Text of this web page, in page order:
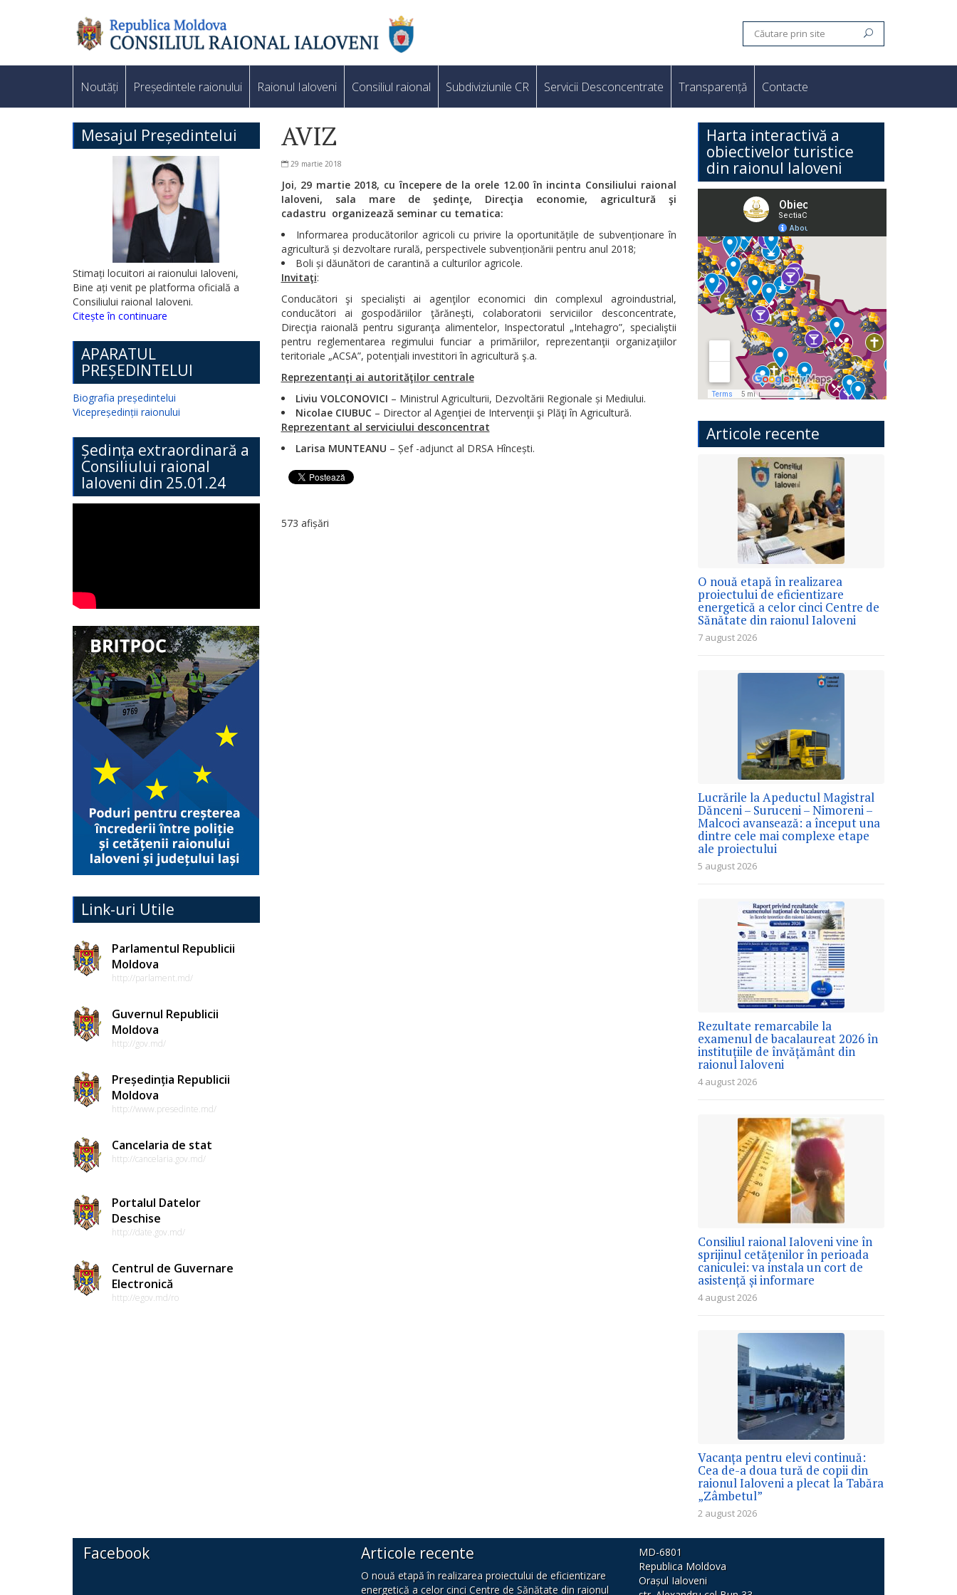
Noutăți Președintele raionului Raionul Ialoveni Consiliul raional Subdiviziunile CR Servicii Desconcentrate Transparență Contacte
Mesajul Președintelui
Stimați locuitori ai raionului Ialoveni,
Bine ați venit pe platforma oficială a
Consiliului raional Ialoveni.
Citește în continuare
APARATUL
PREȘEDINTELUI
Biografia președintelui
Vicepreședinții raionului
Ședința extraordinară a
Consiliului raional
Ialoveni din 25.01.24
Link-uri Utile
Parlamentul Republicii
Moldova
http://parlament.md/
Guvernul Republicii
Moldova
http://gov.md/
Președinția Republicii
Moldova
http://www.presedinte.md/
Cancelaria de stat
http://cancelaria.gov.md/
Portalul Datelor
Deschise
http://date.gov.md/
Centrul de Guvernare
Electronică
http://egov.md/ro
AVIZ
29 martie 2018
Joi, 29 martie 2018, cu începere de la orele 12.00 în incinta Consiliului raional
Ialoveni, sala mare de şedinţe, Direcţia economie, agricultură şi
cadastru organizează seminar cu tematica:
Informarea producătorilor agricoli cu privire la oportunitățile de subvenționare în
agricultură și dezvoltare rurală, perspectivele subvenționării pentru anul 2018;
Boli și dăunători de carantină a culturilor agricole.
Invitaţi:
Conducători şi specialişti ai agenţilor economici din complexul agroindustrial,
conducători ai gospodăriilor ţărăneşti, colaboratorii serviciilor desconcentrate,
Direcţia raională pentru siguranţa alimentelor, Inspectoratul „Intehagro”, specialiştii
pentru reglementarea regimului funciar a primăriilor, reprezentanţii organizaţiilor
teritoriale „ACSA”, potenţiali investitori în agricultură ş.a.
Reprezentanţi ai autorităţilor centrale
Liviu VOLCONOVICI – Ministrul Agriculturii, Dezvoltării Regionale și Mediului.
Nicolae CIUBUC – Director al Agenţiei de Intervenţii şi Plăţi în Agricultură.
Reprezentant al serviciului desconcentrat
Larisa MUNTEANU – Șef -adjunct al DRSA Hîncești.
573 afișări
Harta interactivă a
obiectivelor turistice
din raionul Ialoveni
Articole recente
O nouă etapă în realizarea
proiectului de eficientizare
energetică a celor cinci Centre de
Sănătate din raionul Ialoveni
7 august 2026
Lucrările la Apeductul Magistral
Dănceni – Suruceni – Nimoreni –
Malcoci avansează: a început una
dintre cele mai complexe etape
ale proiectului
5 august 2026
Rezultate remarcabile la
examenul de bacalaureat 2026 în
instituțiile de învățământ din
raionul Ialoveni
4 august 2026
Consiliul raional Ialoveni vine în
sprijinul cetățenilor în perioada
caniculei: va instala un cort de
asistență și informare
4 august 2026
Vacanța pentru elevi continuă:
Cea de-a doua tură de copii din
raionul Ialoveni a plecat la Tabăra
„Zâmbetul”
2 august 2026
Facebook Articole recente
O nouă etapă în realizarea proiectului de eficientizare
energetică a celor cinci Centre de Sănătate din raionul
MD-6801
Republica Moldova
Orașul Ialoveni